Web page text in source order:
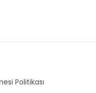
Politikası